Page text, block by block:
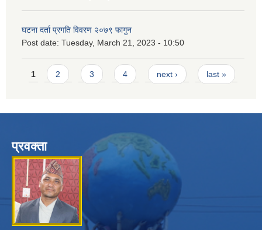
घटना दर्ता प्रगति विवरण २०७९ फागुन
Post date: Tuesday, March 21, 2023 - 10:50
Pages
1 2 3 4 next › last »
प्रवक्ता